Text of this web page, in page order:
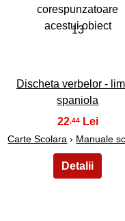
13
Discheta verbelor -
spaniola
22 ,44
Carte Scolara › Manuale